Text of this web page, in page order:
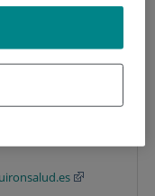
Rosales